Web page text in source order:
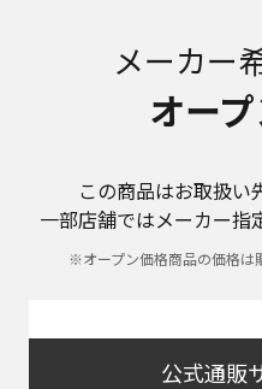
メーカー
オー
この商品はお取扱い
一部店舗ではメーカー指
※オープン価格商品の価格は
公式通販